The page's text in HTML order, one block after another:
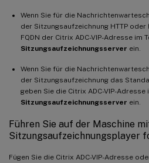
Wenn Sie für die
der Sitzungsaufzeichnung HTTP oder
FQDN der Citrix ADC-VIP-Adresse im
Sitzungsaufzeichnungsserver ein.
Wenn Sie für die
der Sitzungsaufzeichnung das
geben Sie die Citrix ADC-VIP-Adresse
Sitzungsaufzeichnungsserver ein.
Führen Sie auf der Maschine
Sitzungsaufzeichnungsplayer
Fügen Sie die Citrix ADC-VIP-Adresse